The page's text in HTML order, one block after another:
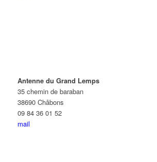
Antenne du Grand Lemps
35 chemin de baraban
38690 Châbons
09 84 36 01 52
mail